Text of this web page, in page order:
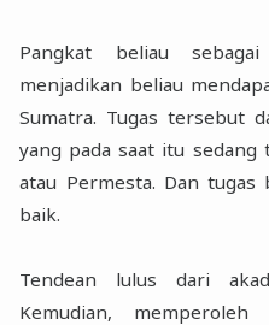
Pangkat beliau
menjadikan beliau
Sumatra. Tugas tersebut
yang pada saat itu sedang
atau Permesta. Dan tugas
baik.
Tendean lulus dari
Kemudian, memperoleh